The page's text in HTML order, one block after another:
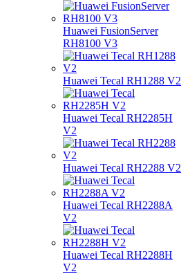
Huawei FusionServer
RH8100 V3
Huawei Tecal RH1288 V2
Huawei Tecal RH2285H
V2
Huawei Tecal RH2288 V2
Huawei Tecal RH2288A
V2
Huawei Tecal RH2288H
V2